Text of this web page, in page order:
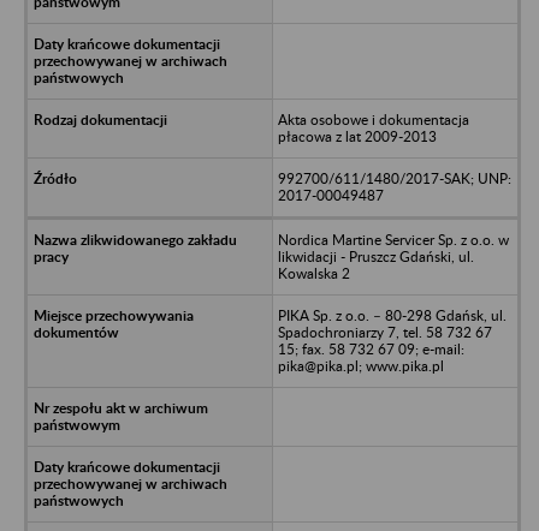
Akta osobowe i dokumentacja
płacowa z lat 2009-2013
992700/611/1480/2017-SAK; UNP:
2017-00049487
Nordica Martine Servicer Sp. z o.o. w
likwidacji - Pruszcz Gdański, ul.
Kowalska 2
PIKA Sp. z o.o. – 80-298 Gdańsk, ul.
Spadochroniarzy 7, tel. 58 732 67
15; fax. 58 732 67 09; e-mail:
pika@pika.pl; www.pika.pl